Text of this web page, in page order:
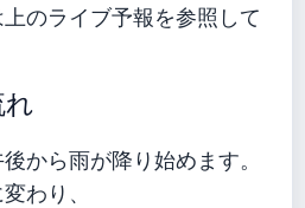
のライブ予報を参照して
から雨が降り始めます。
わり、